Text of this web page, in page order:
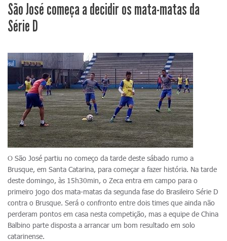
São José começa a decidir os mata-matas da
Série D
O São José partiu no começo da tarde deste sábado rumo a
Brusque, em Santa Catarina, para começar a fazer história. Na tarde
deste domingo, às 15h30min, o Zeca entra em campo para o
primeiro jogo dos mata-matas da segunda fase do Brasileiro Série D
contra o Brusque. Será o confronto entre dois times que ainda não
perderam pontos em casa nesta competição, mas a equipe de China
Balbino parte disposta a arrancar um bom resultado em solo
catarinense.